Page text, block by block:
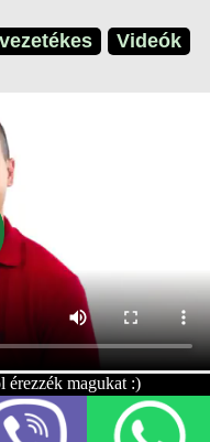
vezetékes
Videók
érezzék magukat :)